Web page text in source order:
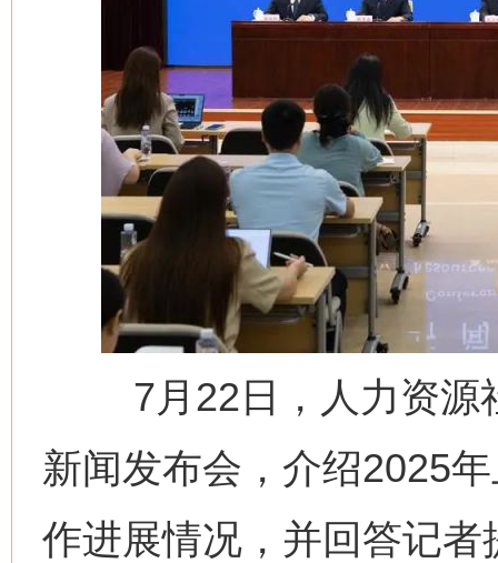
7月22日，人力资源
新闻发布会，介绍2025
作进展情况，并回答记者